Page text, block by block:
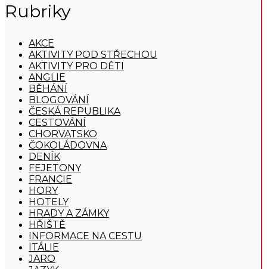
Rubriky
AKCE
AKTIVITY POD STŘECHOU
AKTIVITY PRO DĚTI
ANGLIE
BĚHÁNÍ
BLOGOVÁNÍ
ČESKÁ REPUBLIKA
CESTOVÁNÍ
CHORVATSKO
ČOKOLÁDOVNA
DENÍK
FEJETONY
FRANCIE
HORY
HOTELY
HRADY A ZÁMKY
HŘIŠTĚ
INFORMACE NA CESTU
ITÁLIE
JARO